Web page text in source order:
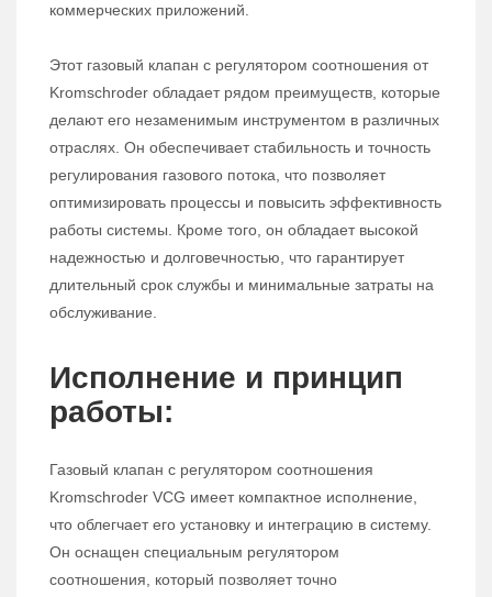
коммерческих приложений.
Этот газовый клапан с регулятором соотношения от
Kromschroder обладает рядом преимуществ, которые
делают его незаменимым инструментом в различных
отраслях. Он обеспечивает стабильность и точность
регулирования газового потока, что позволяет
оптимизировать процессы и повысить эффективность
работы системы. Кроме того, он обладает высокой
надежностью и долговечностью, что гарантирует
длительный срок службы и минимальные затраты на
обслуживание.
Исполнение и принцип
работы:
Газовый клапан с регулятором соотношения
Kromschroder VCG имеет компактное исполнение,
что облегчает его установку и интеграцию в систему.
Он оснащен специальным регулятором
соотношения, который позволяет точно